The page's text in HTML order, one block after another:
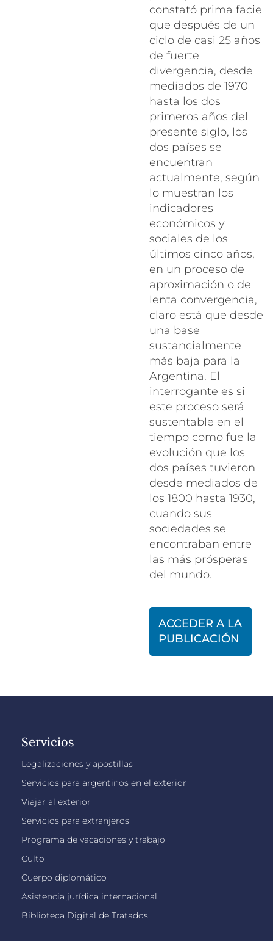
constató prima facie
que después de un
ciclo de casi 25 años
de fuerte
divergencia, desde
mediados de 1970
hasta los dos
primeros años del
presente siglo, los
dos países se
encuentran
actualmente, según
lo muestran los
indicadores
económicos y
sociales de los
últimos cinco años,
en un proceso de
aproximación o de
lenta convergencia,
claro está que desde
una base
sustancialmente
más baja para la
Argentina. El
interrogante es si
este proceso será
sustentable en el
tiempo como fue la
evolución que los
dos países tuvieron
desde mediados de
los 1800 hasta 1930,
cuando sus
sociedades se
encontraban entre
las más prósperas
del mundo.
ACCEDER A LA
PUBLICACIÓN
Servicios
Legalizaciones y apostillas
Servicios para argentinos en el exterior
Viajar al exterior
Servicios para extranjeros
Programa de vacaciones y trabajo
Culto
Cuerpo diplomático
Asistencia jurídica internacional
Biblioteca Digital de Tratados